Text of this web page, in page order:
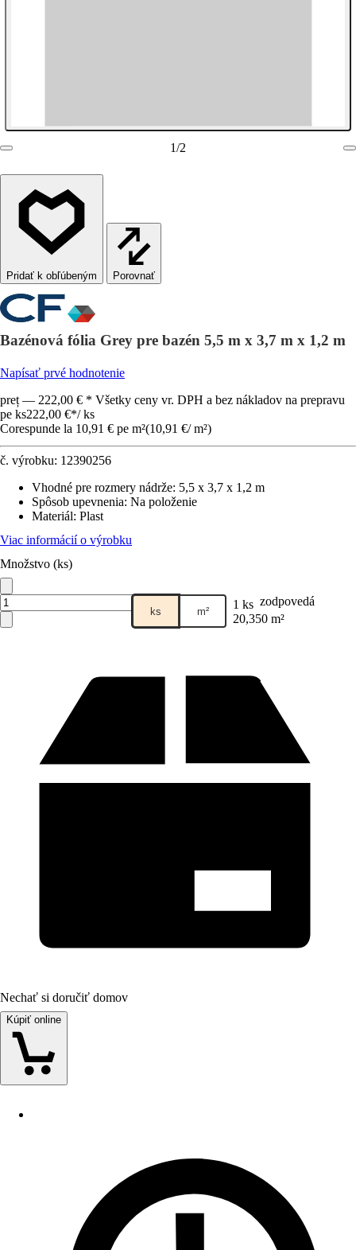
1/2
Porovnať
Bazénová fólia Grey pre bazén 5,5 m x 3,7 m x 1,2 m
Napísať prvé hodnotenie
preț — 222,00 € * Všetky ceny vr. DPH a bez nákladov na prepravu
pe ks222,00 €*/ ks
Corespunde la 10,91 € pe m²(10,91 €/ m²)
č. výrobku: 12390256
Vhodné pre rozmery nádrže: 5,5 x 3,7 x 1,2 m
Spôsob upevnenia: Na položenie
Materiál: Plast
Viac informácií o výrobku
Množstvo (ks)
ks m² 1 ks zodpovedá
20,350 m²
Nechať si doručiť domov
Kúpiť online